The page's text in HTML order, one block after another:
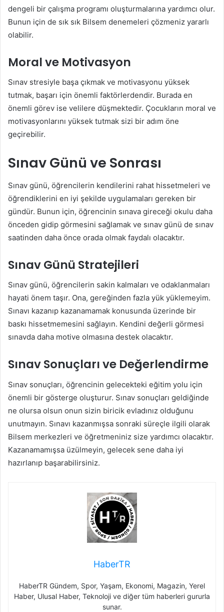
dengeli bir çalışma programı oluşturmalarına yardımcı olur.
Bunun için de sık sık Bilsem denemeleri çözmeniz yararlı
olabilir.
Moral ve Motivasyon
Sınav stresiyle başa çıkmak ve motivasyonu yüksek
tutmak, başarı için önemli faktörlerdendir. Burada en
önemli görev ise velilere düşmektedir. Çocukların moral ve
motivasyonlarını yüksek tutmak sizi bir adım öne
geçirebilir.
Sınav Günü ve Sonrası
Sınav günü, öğrencilerin kendilerini rahat hissetmeleri ve
öğrendiklerini en iyi şekilde uygulamaları gereken bir
gündür. Bunun için, öğrencinin sınava gireceği okulu daha
önceden gidip görmesini sağlamak ve sınav günü de sınav
saatinden daha önce orada olmak faydalı olacaktır.
Sınav Günü Stratejileri
Sınav günü, öğrencilerin sakin kalmaları ve odaklanmaları
hayati önem taşır. Ona, gereğinden fazla yük yüklemeyim.
Sınavı kazanıp kazanamamak konusunda üzerinde bir
baskı hissetmemesini sağlayın. Kendini değerli görmesi
sınavda daha motive olmasına destek olacaktır.
Sınav Sonuçları ve Değerlendirme
Sınav sonuçları, öğrencinin gelecekteki eğitim yolu için
önemli bir gösterge oluşturur. Sınav sonuçları geldiğinde
ne olursa olsun onun sizin biricik evladınız olduğunu
unutmayın. Sınavı kazanmışsa sonraki süreçle ilgili olarak
Bilsem merkezleri ve öğretmeniniz size yardımcı olacaktır.
Kazanamamışsa üzülmeyin, gelecek sene daha iyi
hazırlanıp başarabilirsiniz.
HaberTR
HaberTR Gündem, Spor, Yaşam, Ekonomi, Magazin, Yerel
Haber, Ulusal Haber, Teknoloji ve diğer tüm haberleri gururla
sunar.